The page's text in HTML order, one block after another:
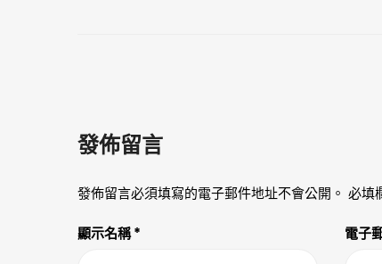
發佈留言
發佈留言必須填寫的電子郵件地址不會公開。 必填
顯示名稱* 電子